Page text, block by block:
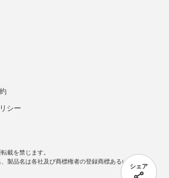
シェア
シー
載を禁じます。
製品名は各社及び商標権者の登録商標あるいは商標で